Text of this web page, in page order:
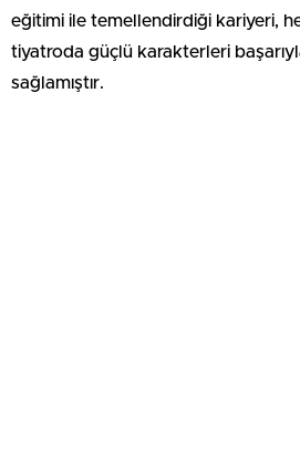
eğitimi ile temellendirdiği kariyeri,
tiyatroda güçlü karakterleri
sağlamıştır.